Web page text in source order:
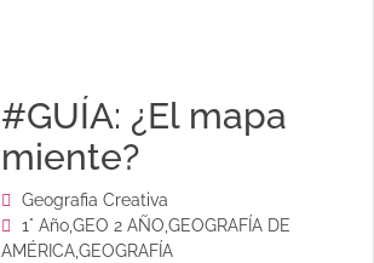
#GUÍA: ¿El mapa
miente?
Geografia Creativa
1° Año,GEO 2 AÑO,GEOGRAFÍA DE
AMÉRICA,GEOGRAFÍA